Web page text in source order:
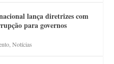
lança diretrizes com
para governos
,Notícias